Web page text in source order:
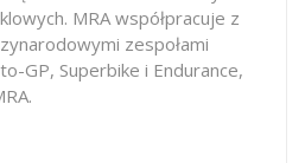
MRA współpracuje z
zespołami
GP, Superbike i Endurance,